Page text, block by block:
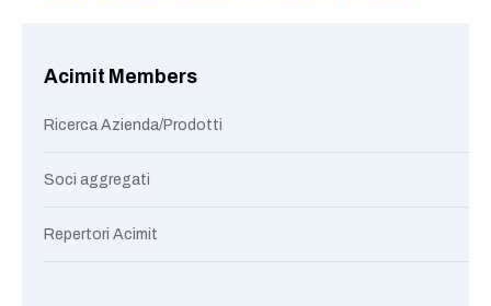
Acimit Members
Ricerca Azienda/Prodotti
Soci aggregati
Repertori Acimit